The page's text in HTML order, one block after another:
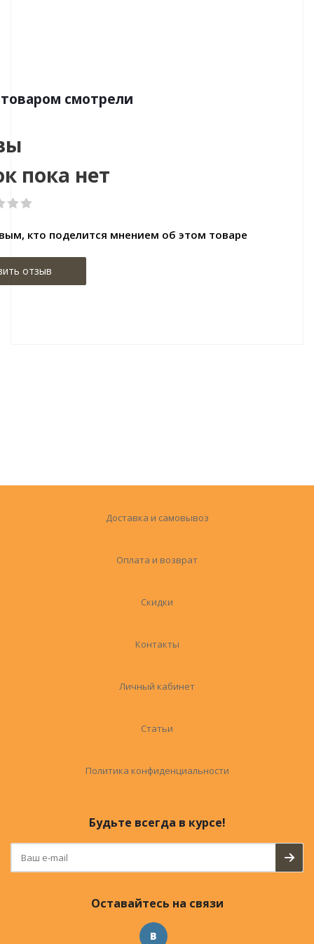
смотрели
пока нет
кто поделится мнением об этом товаре
отзыв
Доставка и самовывоз
Оплата и возврат
Скидки
Контакты
Личный кабинет
Статьи
Политика конфиденциальности
Будьте всегда в курсе!
Оставайтесь на связи